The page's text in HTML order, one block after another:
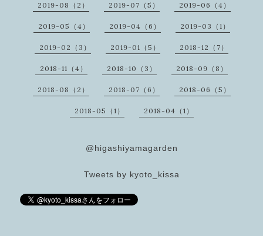
2019-08（2） 2019-07（5） 2019-06（4）
2019-05（4） 2019-04（6） 2019-03（1）
2019-02（3） 2019-01（5） 2018-12（7）
2018-11（4） 2018-10（3） 2018-09（8）
2018-08（2） 2018-07（6） 2018-06（5）
2018-05（1） 2018-04（1）
@higashiyamagarden
Tweets by kyoto_kissa